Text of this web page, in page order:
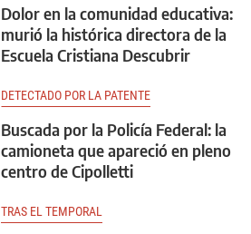
Dolor en la comunidad educativa:
murió la histórica directora de la
Escuela Cristiana Descubrir
DETECTADO POR LA PATENTE
Buscada por la Policía Federal: la
camioneta que apareció en pleno
centro de Cipolletti
TRAS EL TEMPORAL